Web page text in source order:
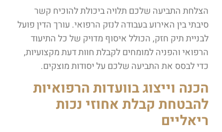
הצלחת התביעה שלכם תלויה ביכולת להוכיח קשר
סיבתי בין האירוע בעבודה לנזק הרפואי. עורך הדין פועל
לבניית תיק חזק, הכולל איסוף מדויק של כל התיעוד
הרפואי והפניה למומחים לקבלת חוות דעת מקצועיות,
כדי לבסס את התביעה שלכם על יסודות מוצקים.
הכנה וייצוג בוועדות הרפואיות
להבטחת קבלת אחוזי נכות
ריאליים